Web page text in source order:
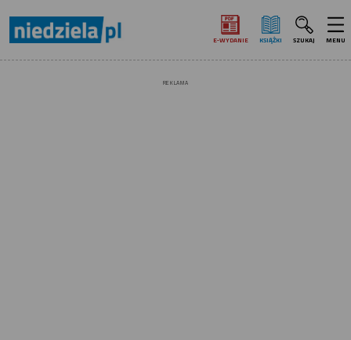
E‑WYDANIE KSIĄŻKI SZUKAJ MENU
REKLAMA